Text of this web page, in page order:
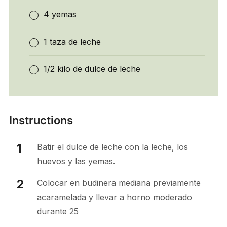
4 yemas
1 taza de leche
1/2 kilo de dulce de leche
Instructions
Batir el dulce de leche con la leche, los
huevos y las yemas.
Colocar en budinera mediana previamente
acaramelada y llevar a horno moderado
durante 25